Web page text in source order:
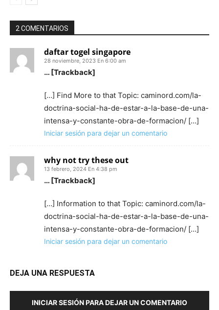
2 COMENTARIOS
daftar togel singapore
28 noviembre, 2023 En 6:00 am
… [Trackback]
[…] Find More to that Topic: caminord.com/la-
doctrina-social-ha-de-estar-a-la-base-de-una-
intensa-y-constante-obra-de-formacion/ […]
Iniciar sesión para dejar un comentario
why not try these out
13 febrero, 2024 En 4:38 pm
… [Trackback]
[…] Information to that Topic: caminord.com/la-
doctrina-social-ha-de-estar-a-la-base-de-una-
intensa-y-constante-obra-de-formacion/ […]
Iniciar sesión para dejar un comentario
DEJA UNA RESPUESTA
INICIAR SESIÓN PARA DEJAR UN COMENTARIO